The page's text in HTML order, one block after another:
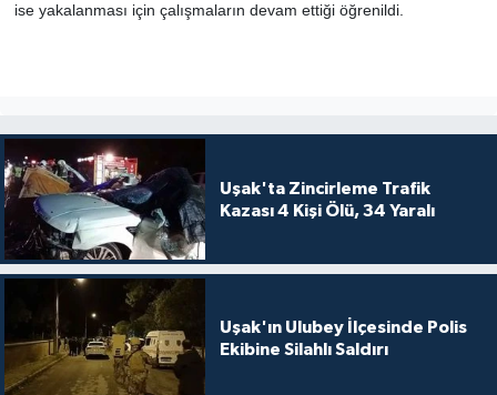
ise yakalanması için çalışmaların devam ettiği öğrenildi.
Uşak'ta Zincirleme Trafik
Kazası 4 Kişi Ölü, 34 Yaralı
Uşak'ın Ulubey İlçesinde Polis
Ekibine Silahlı Saldırı
Yerel